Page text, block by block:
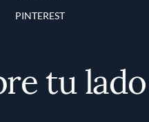
PINTEREST
tu lado